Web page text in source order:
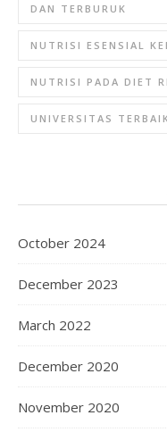
DAN TERBURUK
NUTRISI ESENSIAL
NUTRISI PADA DIET
UNIVERSITAS
October 2024
December 2023
March 2022
December 2020
November 2020